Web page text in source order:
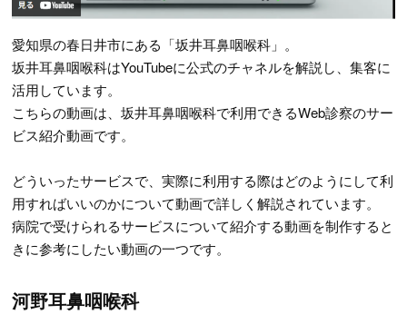
愛知県の春日井市にある「坂井耳鼻咽喉科」。
坂井耳鼻咽喉科はYouTubeに公式のチャネルを解説し、集客に
活用しています。
こちらの動画は、坂井耳鼻咽喉科で利用できるWeb診察のサー
ビス紹介動画です。
どういったサービスで、実際に利用する際はどのようにして利
用すればいいのかについて動画で詳しく解説されています。
病院で受けられるサービスについて紹介する動画を制作すると
きに参考にしたい動画の一つです。
河野耳鼻咽喉科